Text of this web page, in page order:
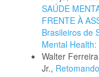
SAÚDE
FRENTE À
Brasileiros de
Mental
Walter
Jr.,